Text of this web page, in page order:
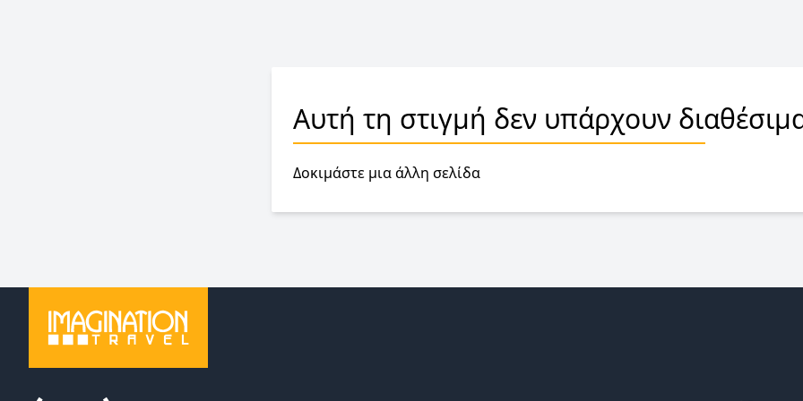
Αυτή τη στιγμή δεν υπάρχουν
Δοκιμάστε μια άλλη σελίδα